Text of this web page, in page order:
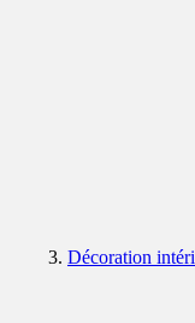
Décoration